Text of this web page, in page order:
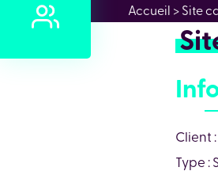
Accueil > Site
Client :
Type